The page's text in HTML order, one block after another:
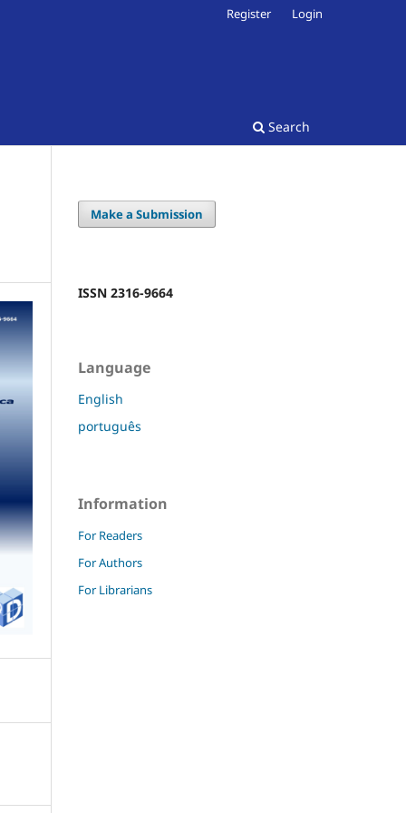
Search
Register Login
Make a Submission
ISSN 2316-9664
Language
English
português
Information
For Readers
For Authors
For Librarians